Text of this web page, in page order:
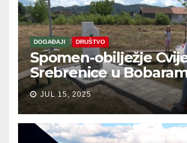
DOGAĐAJI DRUŠTVO
Spomen-obilježje
Srebrenice u
JUL 15, 2025